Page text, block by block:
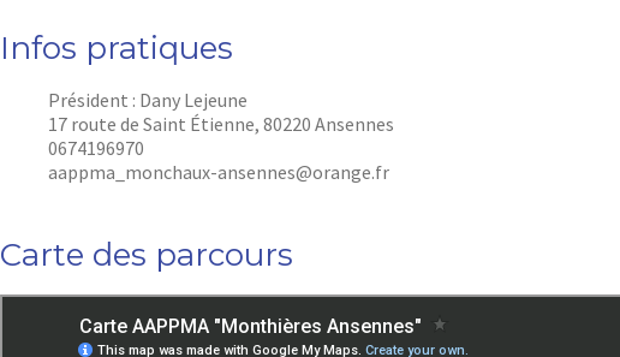
Infos pratiques
Président : Dany Lejeune
17 route de Saint Étienne, 80220 Ansennes
0674196970
aappma_monchaux-ansennes@orange.fr
Carte des parcours